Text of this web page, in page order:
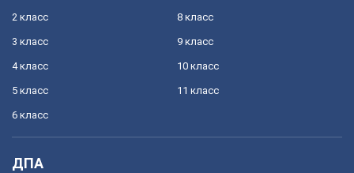
2 класс
3 класс
4 класс
5 класс
6 класс
8 класс
9 класс
10 класс
11 класс
ДПА